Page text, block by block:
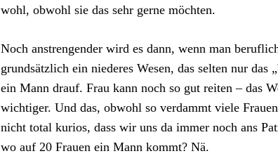
wohl, obwohl sie das sehr gerne möchten.
Noch anstrengender wird es dann, wenn man
grundsätzlich ein niederes Wesen, das selten nur das
ein Mann drauf. Frau kann noch so gut reiten – das
wichtiger. Und das, obwohl so verdammt viele
nicht total kurios, dass wir uns da immer noch ans
wo auf 20 Frauen ein Mann kommt? Nä.